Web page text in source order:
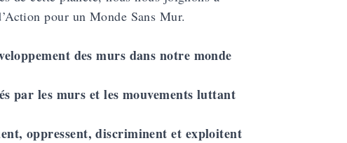
pour un Monde Sans Mur.
des murs dans notre monde
par les murs et les mouvements luttant
oppressent, discriminent et exploitent